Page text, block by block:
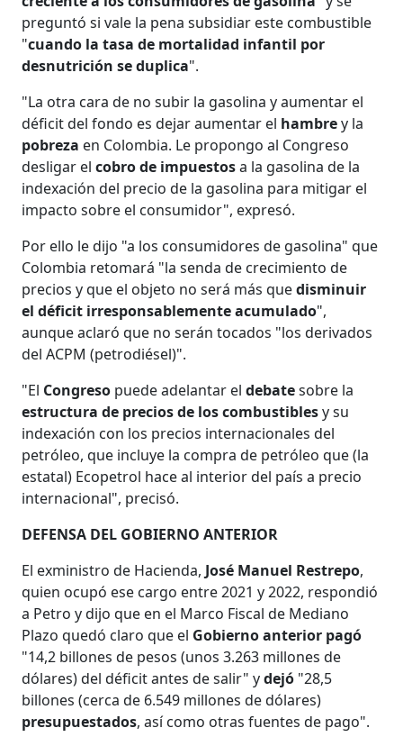
preguntó si vale la pena subsidiar este combustible
"cuando la tasa de mortalidad infantil por
desnutrición se duplica".
"La otra cara de no subir la gasolina y aumentar el
déficit del fondo es dejar aumentar el hambrey la
pobreza en Colombia. Le propongo al Congreso
desligar elcobro de impuestosa la gasolina de la
indexación del precio de la gasolina para mitigar el
impacto sobre el consumidor", expresó.
Por ello le dijo "a los consumidores de gasolina" que
Colombia retomará "la senda de crecimiento de
precios y que el objeto no será más quedisminuir
el déficit irresponsablemente acumulado",
aunque aclaró que no serán tocados "los derivados
del ACPM (petrodiésel)".
"El Congreso puede adelantar eldebatesobre la
estructura de precios de los combustiblesy su
indexación con los precios internacionales del
petróleo, que incluye la compra de petróleo que (la
estatal) Ecopetrol hace al interior del país a precio
internacional", precisó.
DEFENSA DEL GOBIERNO ANTERIOR
El exministro de Hacienda, José Manuel Restrepo,
quien ocupó ese cargo entre 2021 y 2022, respondió
a Petro y dijo que en el Marco Fiscal de Mediano
Plazo quedó claro que el Gobierno anterior pagó
"14,2 billones de pesos (unos 3.263 millones de
dólares) del déficit antes de salir" ydejó "28,5
billones (cerca de 6.549 millones de dólares)
presupuestados, así como otras fuentes de pago".